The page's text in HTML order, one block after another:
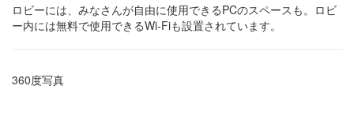
ロビーには、みなさんが自由に使用できるPCのスペースも。ロビ
ー内には無料で使用できるWi-Fiも設置されています。
360度写真